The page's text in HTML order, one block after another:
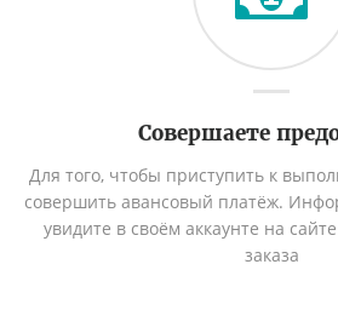
Совершаете
Для того, чтобы приступить к
совершить авансовый платёж.
увидите в своём аккаунте на
заказа